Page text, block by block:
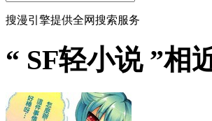
搜漫引擎提供全网搜索服务
“ SF轻小说 ”相